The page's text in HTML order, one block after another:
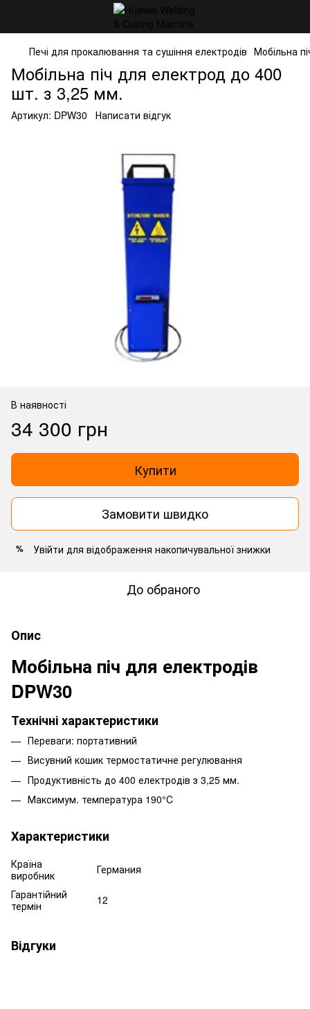
Печі для прокалювання та сушіння електродів Мобільна
Мобільна піч для електрод до 400
шт. з 3,25 мм.
Артикул: DPW30 Написати відгук
В наявності
34 300 грн
Купити
Замовити швидко
% Увійти для відображення накопичувальної знижки
До обраного
Опис
Мобільна піч для електродів
DPW30
Технічні характеристики
Переваги: портативний
Висувний кошик термостатичне регулювання
Продуктивність до 400 електродів з 3,25 мм.
Максимум. температура 190°C
Характеристики
Країна
виробник
Германия
Гарантійний
термін
12
Відгуки